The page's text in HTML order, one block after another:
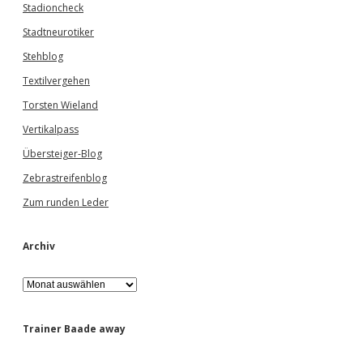
Stadioncheck
Stadtneurotiker
Stehblog
Textilvergehen
Torsten Wieland
Vertikalpass
Übersteiger-Blog
Zebrastreifenblog
Zum runden Leder
Archiv
A
r
h
Trainer Baade away